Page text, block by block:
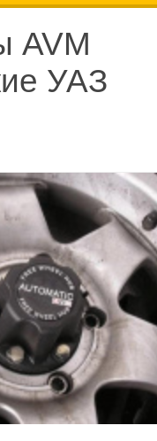
AVM
УАЗ